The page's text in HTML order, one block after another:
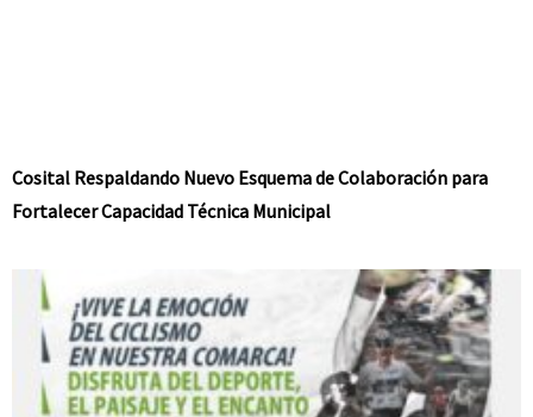
Cosital Respaldando Nuevo Esquema de Colaboración para
Fortalecer Capacidad Técnica Municipal